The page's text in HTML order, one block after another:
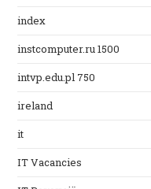
index
instcomputer.ru 1500
intvp.edu.pl 750
ireland
it
IT Vacancies